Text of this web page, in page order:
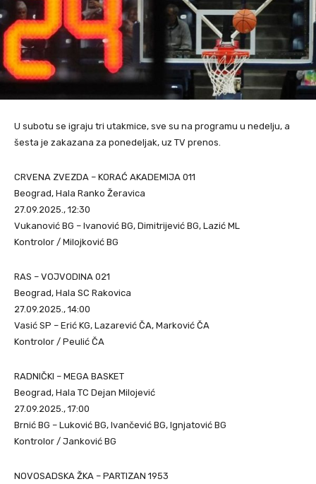
U subotu se igraju tri utakmice, sve su na programu u nedelju, a
šesta je zakazana za ponedeljak, uz TV prenos.
CRVENA ZVEZDA – KORAĆ AKADEMIJA 011
Beograd, Hala Ranko Žeravica
27.09.2025., 12:30
Vukanović BG – Ivanović BG, Dimitrijević BG, Lazić ML
Kontrolor / Milojković BG
RAS – VOJVODINA 021
Beograd, Hala SC Rakovica
27.09.2025., 14:00
Vasić SP – Erić KG, Lazarević ČA, Marković ČA
Kontrolor / Peulić ČA
RADNIČKI – MEGA BASKET
Beograd, Hala TC Dejan Milojević
27.09.2025., 17:00
Brnić BG – Luković BG, Ivančević BG, Ignjatović BG
Kontrolor / Janković BG
NOVOSADSKA ŽKA – PARTIZAN 1953